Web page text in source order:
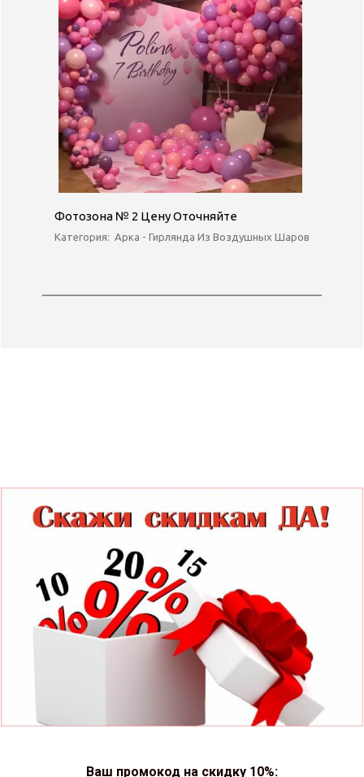
Фотозона № 2 Цену Оточняйте
Категория: Арка - Гирлянда Из Воздушных Шаров
Ваш промокод на скидку 10%: